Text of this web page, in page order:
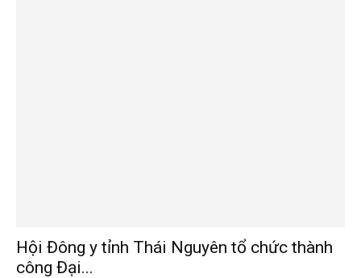
Hội Đông y tỉnh Thái Nguyên tổ chức thành
công Đại...